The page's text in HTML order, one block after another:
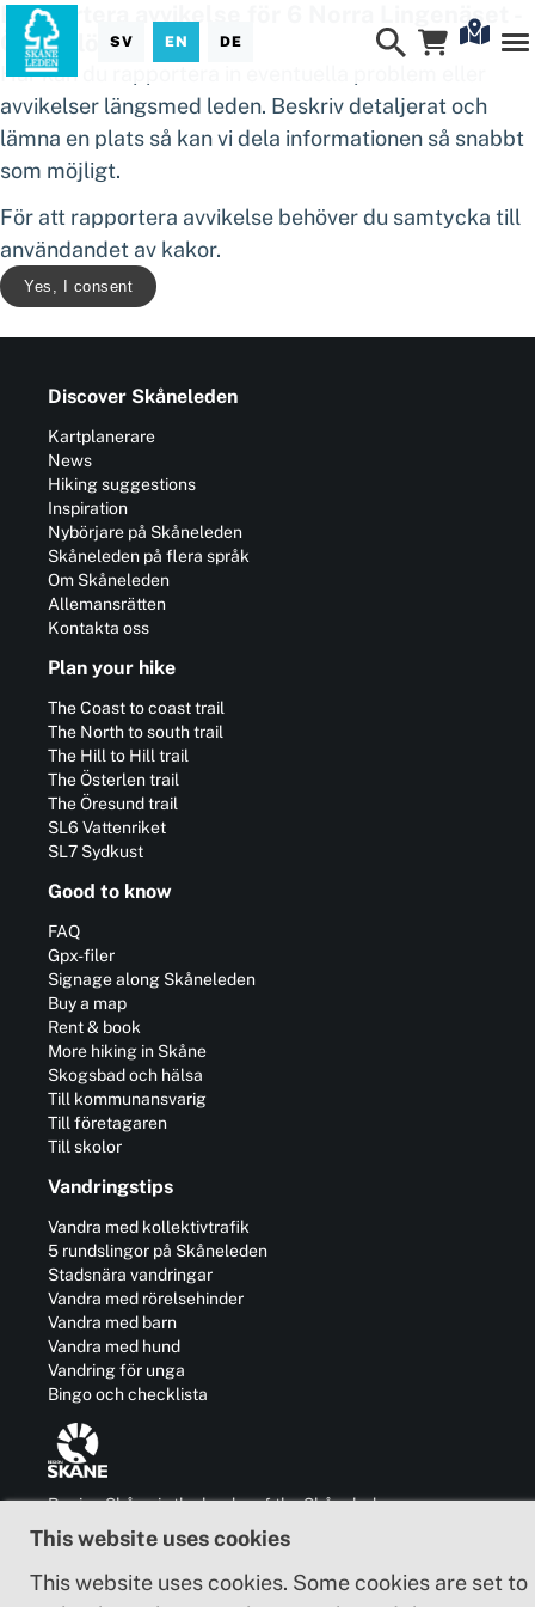
SV EN DE
Rapportera avvikelse för 6 Norra Lingenäset -
Österslöv
Här kan du rapportera in eventuella problem eller
avvikelser längsmed leden. Beskriv detaljerat och
lämna en plats så kan vi dela informationen så snabbt
som möjligt.
För att rapportera avvikelse behöver du samtycka till
användandet av kakor.
Yes, I consent
This website uses cookies
This website uses cookies. Some cookies are set to
Discover Skåneleden
Kartplanerare
News
Hiking suggestions
Inspiration
Nybörjare på Skåneleden
Skåneleden på flera språk
Om Skåneleden
Allemansrätten
Kontakta oss
Plan your hike
The Coast to coast trail
The North to south trail
The Hill to Hill trail
The Österlen trail
The Öresund trail
SL6 Vattenriket
SL7 Sydkust
Good to know
FAQ
Gpx-filer
Signage along Skåneleden
Buy a map
Rent & book
More hiking in Skåne
Skogsbad och hälsa
Till kommunansvarig
Till företagaren
Till skolor
Vandringstips
Vandra med kollektivtrafik
5 rundslingor på Skåneleden
Stadsnära vandringar
Vandra med rörelsehinder
Vandra med barn
Vandra med hund
Vandring för unga
Bingo och checklista
Region Skåne is the leader of the Skåneleden
development of business, communication,
and outside Sweden.